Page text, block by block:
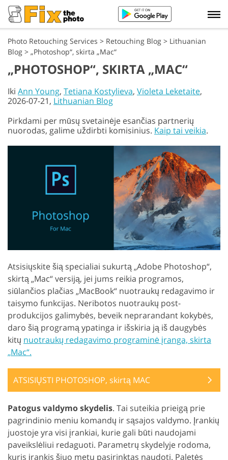
Photo Retouching Services > Retouching Blog > Lithuanian
Blog > „Photoshop“, skirta „Mac“
„PHOTOSHOP“, SKIRTA „MAC“
Iki Ann Young, Tetiana Kostylieva, Violeta Leketaite,
2026-07-21, Lithuanian Blog
Pirkdami per mūsų svetainėje esančias partnerių
nuorodas, galime uždirbti komisinius. Kaip tai veikia.
Atsisiųskite šią specialiai sukurtą „Adobe Photoshop“,
skirtą „Mac“ versiją, jei jums reikia programos,
siūlančios plačias „MacBook“ nuotraukų redagavimo ir
taisymo funkcijas. Neribotos nuotraukų post-
produkcijos galimybės, beveik neprarandant kokybės,
daro šią programą ypatinga ir išskiria ją iš daugybės
kitų nuotraukų redagavimo programinė įranga, skirta
„Mac“.
ATSISIŲSTI PHOTOSHOP, skirtą MAC
Patogus valdymo skydelis. Tai suteikia prieigą prie
pagrindinio meniu komandų ir sąsajos valdymo. Įrankių
juostoje yra visi įrankiai, kurie gali būti naudojami
paveikslėliui redaguoti. Parametrų skydelyje rodoma,
kuris įrankis šiuo metu pasirinktas naudoti. Paletės